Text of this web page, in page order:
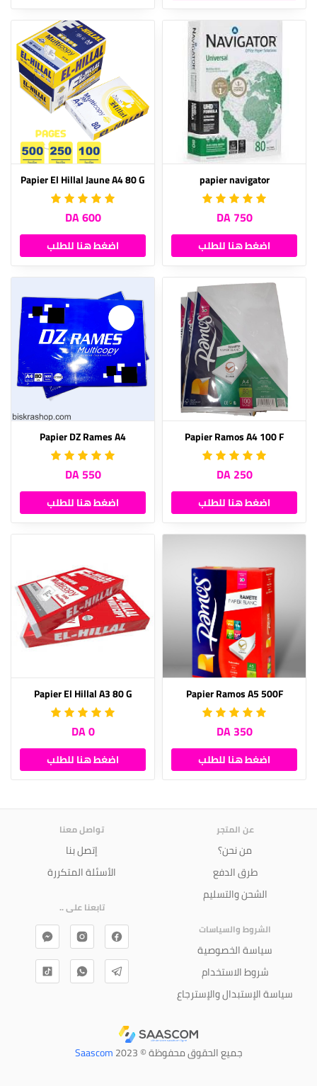
papier navigator
750 DA
اضغط هنا للطلب
Papier El Hillal Jaune A4 80 G
600 DA
اضغط هنا للطلب
Papier Ramos A4 100 F
250 DA
اضغط هنا للطلب
Papier DZ Rames A4
550 DA
اضغط هنا للطلب
Papier Ramos A5 500F
350 DA
اضغط هنا للطلب
Papier El Hillal A3 80 G
0 DA
اضغط هنا للطلب
عن المتجر
من نحن؟
طرق الدفع
الشحن والتسليم
الشروط والسياسات
سياسة الخصوصية
شروط الاستخدام
سياسة الإستبدال والإسترجاع
تواصل معنا
إتصل بنا
الأسئلة المتكررة
تابعنا على ..
جميع الحقوق محفوظة © 2023 Saascom